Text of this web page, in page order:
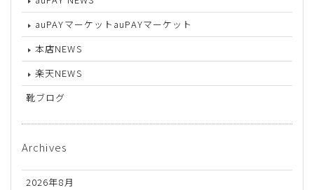
auPAYマーケットauPAYマーケット
本店NEWS
楽天NEWS
靴ブログ
Archives
2026年8月